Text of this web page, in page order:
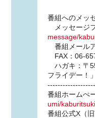
番組へのメッ
メッセージ
message/
番組メール
FAX：06-
ハガキ：〒
フライデー！」
番組ホームぺ
umi/
番組公式X（旧